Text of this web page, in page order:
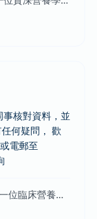
核對資料，並
何疑問， 歡
電郵至
關於Mr. Harrison Li李健彰先生是一位臨床營養學家及前嚴重濕疹患者，透過豐富的親身經歷，學術研究及專業知識，以具備醫學認證的皮膚護理及營養療法，致力為患者及其照顧者逆轉濕疹，鼻敏感，敏感皮膚及相關腸胃問題。